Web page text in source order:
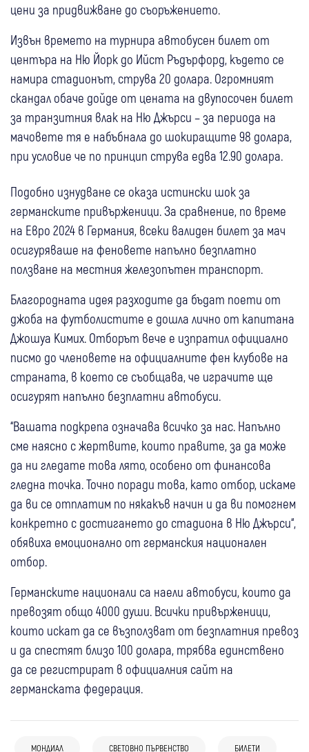
цени за придвижване до съоръжението.
Извън времето на турнира автобусен билет от
центъра на Ню Йорк до Ийст Ръдърфорд, където се
намира стадионът, струва 20 долара. Огромният
скандал обаче дойде от цената на двупосочен билет
за транзитния влак на Ню Джърси – за периода на
мачовете тя е набъбнала до шокиращите 98 долара,
при условие че по принцип струва едва 12.90 долара.
Подобно изнудване се оказа истински шок за
германските привърженици. За сравнение, по време
на Евро 2024 в Германия, всеки валиден билет за мач
осигуряваше на феновете напълно безплатно
ползване на местния железопътен транспорт.
Благородната идея разходите да бъдат поети от
джоба на футболистите е дошла лично от капитана
Джошуа Кимих. Отборът вече е изпратил официално
писмо до членовете на официалните фен клубове на
страната, в което се съобщава, че играчите ще
осигурят напълно безплатни автобуси.
“Вашата подкрепа означава всичко за нас. Напълно
сме наясно с жертвите, които правите, за да може
да ни гледате това лято, особено от финансова
гледна точка. Точно поради това, като отбор, искаме
да ви се отплатим по някакъв начин и да ви помогнем
конкретно с достигането до стадиона в Ню Джърси“,
обявиха емоционално от германския национален
отбор.
Германските национали са наели автобуси, които да
превозят общо 4000 души. Всички привърженици,
които искат да се възползват от безплатния превоз
и да спестят близо 100 долара, трябва единствено
да се регистрират в официалния сайт на
германската федерация.
МОНДИАЛ СВЕТОВНО ПЪРВЕНСТВО БИЛЕТИ